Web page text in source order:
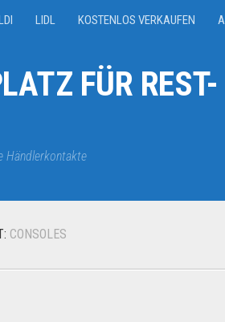
LIDL KOSTENLOS VERKAUFEN
FÜR
Händlerkontakte
CONSOLES